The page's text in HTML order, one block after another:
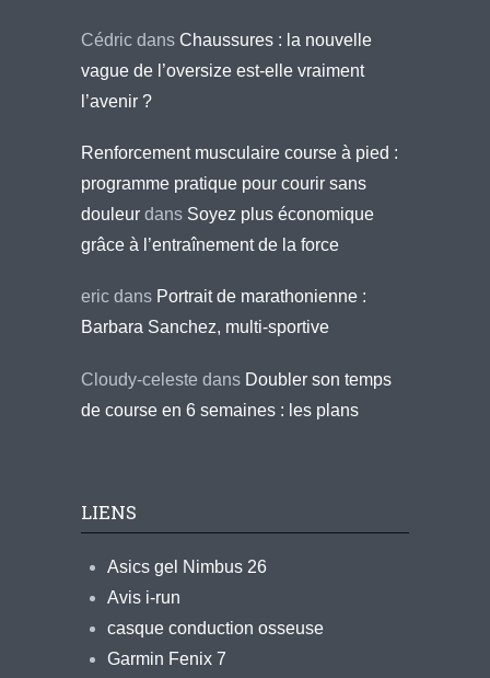
Cédric dans Chaussures : la nouvelle
vague de l’oversize est-elle vraiment
l’avenir ?
Renforcement musculaire course à pied :
programme pratique pour courir sans
douleur dans Soyez plus économique
grâce à l’entraînement de la force
eric dans Portrait de marathonienne :
Barbara Sanchez, multi-sportive
Cloudy-celeste dans Doubler son temps
de course en 6 semaines : les plans
LIENS
Asics gel Nimbus 26
Avis i-run
casque conduction osseuse
Garmin Fenix 7